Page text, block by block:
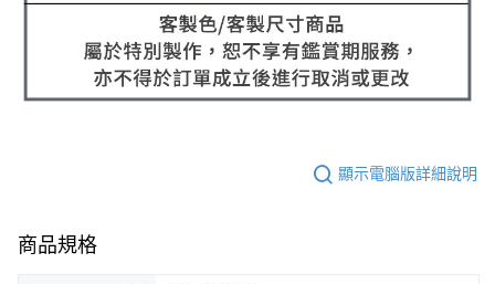
顯示電腦版詳細說明
商品規格